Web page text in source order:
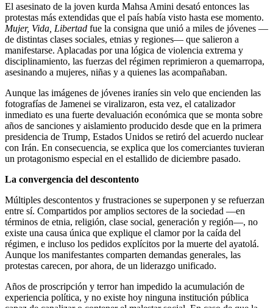
El asesinato de la joven kurda Mahsa Amini desató entonces las
protestas más extendidas que el país había visto hasta ese momento.
Mujer, Vida, Libertad fue la consigna que unió a miles de jóvenes —
de distintas clases sociales, etnias y regiones— que salieron a
manifestarse. Aplacadas por una lógica de violencia extrema y
disciplinamiento, las fuerzas del régimen reprimieron a quemarropa,
asesinando a mujeres, niñas y a quienes las acompañaban.
Aunque las imágenes de jóvenes iraníes sin velo que encienden las
fotografías de Jamenei se viralizaron, esta vez, el catalizador
inmediato es una fuerte devaluación económica que se monta sobre
años de sanciones y aislamiento producido desde que en la primera
presidencia de Trump, Estados Unidos se retiró del acuerdo nuclear
con Irán. En consecuencia, se explica que los comerciantes tuvieran
un protagonismo especial en el estallido de diciembre pasado.
La convergencia del descontento
Múltiples descontentos y frustraciones se superponen y se refuerzan
entre sí. Compartidos por amplios sectores de la sociedad —en
términos de etnia, religión, clase social, generación y región—, no
existe una causa única que explique el clamor por la caída del
régimen, e incluso los pedidos explícitos por la muerte del ayatolá.
Aunque los manifestantes comparten demandas generales, las
protestas carecen, por ahora, de un liderazgo unificado.
Años de proscripción y terror han impedido la acumulación de
experiencia política, y no existe hoy ninguna institución pública